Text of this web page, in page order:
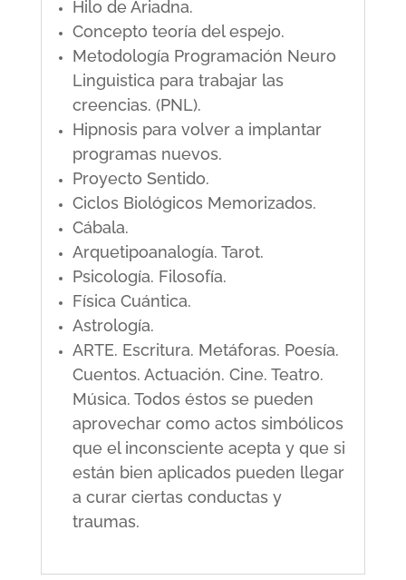
Hilo de Ariadna.
Concepto teoría del espejo.
Metodología Programación Neuro
Linguistica para trabajar las
creencias. (PNL).
Hipnosis para volver a implantar
programas nuevos.
Proyecto Sentido.
Ciclos Biológicos Memorizados.
Cábala.
Arquetipoanalogía. Tarot.
Psicología. Filosofía.
Física Cuántica.
Astrología.
ARTE. Escritura. Metáforas. Poesía.
Cuentos. Actuación. Cine. Teatro.
Música. Todos éstos se pueden
aprovechar como actos simbólicos
que el inconsciente acepta y que si
están bien aplicados pueden llegar
a curar ciertas conductas y
traumas.